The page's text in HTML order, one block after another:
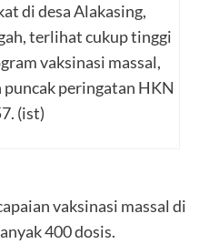
di desa Alakasing,
terlihat cukup tinggi
vaksinasi massal,
peringatan HKN
(ist)
vaksinasi massal di
400 dosis.